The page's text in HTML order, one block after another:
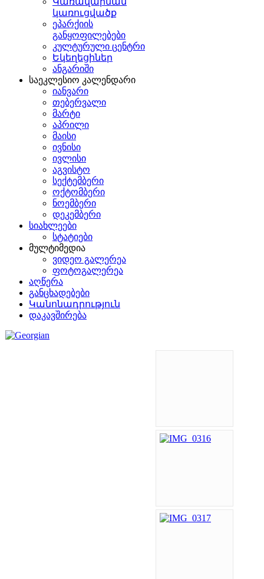
կառուցվածք
ეპარქიის
განყოფილებები
კულტურული ცენტრი
Եկեղեցիներ
ანგარიში
საეკლესიო კალენდარი
იანვარი
თებერვალი
მარტი
აპრილი
მაისი
ივნისი
ივლისი
აგვისტო
სექტემბერი
ოქტომბერი
ნოემბერი
დეკემბერი
სიახლეები
სტატიები
მულტიმედია
ვიდეო გალერეა
ფოტოგალერეა
აღწერა
განცხადებები
Կանոնադրություն
დაკავშირება